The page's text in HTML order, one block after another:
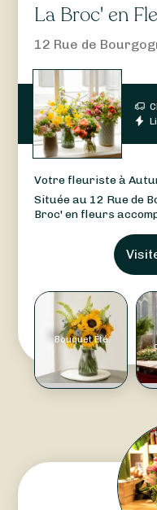
La Broc' en
12 Rue de
Votre fleuriste à
Située au 12 Rue de
Broc' en fleurs
Bouquet Été